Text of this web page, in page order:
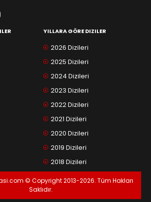
YILLARA GÖRE DIZILER
2026 Dizileri
2025 Dizileri
2024 Dizileri
2023 Dizileri
2022 Dizileri
2021 Dizileri
2020 Dizileri
2019 Dizileri
2018 Dizileri
© Copyright 2013-2026. Tüm Hakları
Saklıdır.